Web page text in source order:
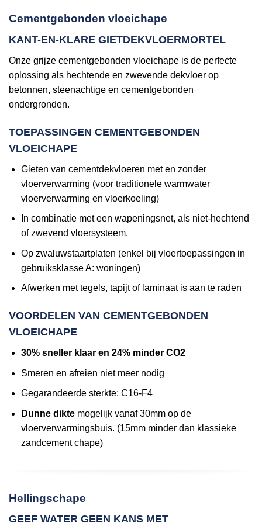
Cementgebonden vloeichape
KANT-EN-KLARE GIETDEKVLOERMORTEL
Onze grijze cementgebonden vloeichape is de perfecte
oplossing als hechtende en zwevende dekvloer op
betonnen, steenachtige en cementgebonden
ondergronden.
TOEPASSINGEN CEMENTGEBONDEN
VLOEICHAPE
Gieten van cementdekvloeren met en zonder
vloerverwarming (voor traditionele warmwater
vloerverwarming en vloerkoeling)
In combinatie met een wapeningsnet, als niet-hechtend
of zwevend vloersysteem.
Op zwaluwstaartplaten (enkel bij vloertoepassingen in
gebruiksklasse A: woningen)
Afwerken met tegels, tapijt of laminaat is aan te raden
VOORDELEN VAN CEMENTGEBONDEN
VLOEICHAPE
30% sneller klaar en 24% minder CO2
Smeren en afreien niet meer nodig
Gegarandeerde sterkte: C16-F4
Dunne diktemogelijk vanaf 30mm op de
vloerverwarmingsbuis. (15mm minder dan klassieke
zandcement chape)
Hellingschape
GEEF WATER GEEN KANS MET